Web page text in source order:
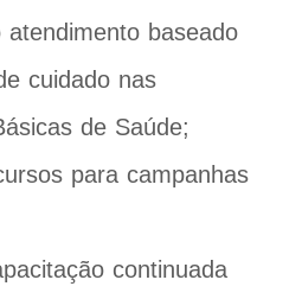
atendimento baseado
cuidado nas
de Saúde;
para campanhas
continuada